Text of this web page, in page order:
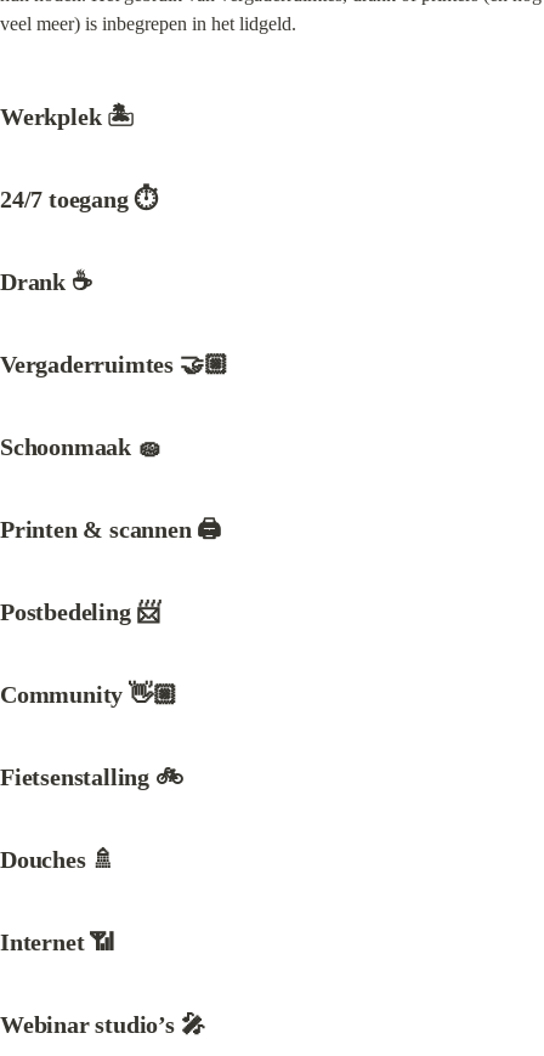
veel meer) is inbegrepen in het lidgeld.
Werkplek 🏝️
24/7 toegang ⏱️
Drank ☕
Vergaderruimtes 🤝🏼
Schoonmaak 🧽
Printen & scannen 🖨️
Postbedeling 📨
Community 👋🏼
Fietsenstalling 🚲
Douches 🚿
Internet 📶
Webinar studio’s 🎤